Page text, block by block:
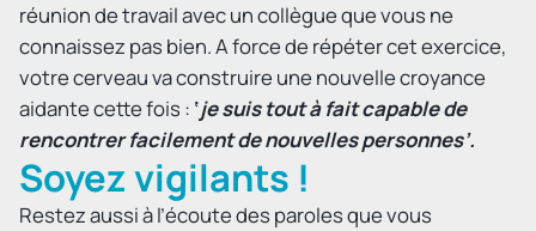
réunion de travail avec un collègue que vous ne
connaissez pas bien. A force de répéter cet exercice,
votre cerveau va construire une nouvelle croyance
aidante cette fois : ‘je suis tout à fait capable de
rencontrer facilement de nouvelles personnes’.
Soyez vigilants !
Restez aussi à l’écoute des paroles que vous